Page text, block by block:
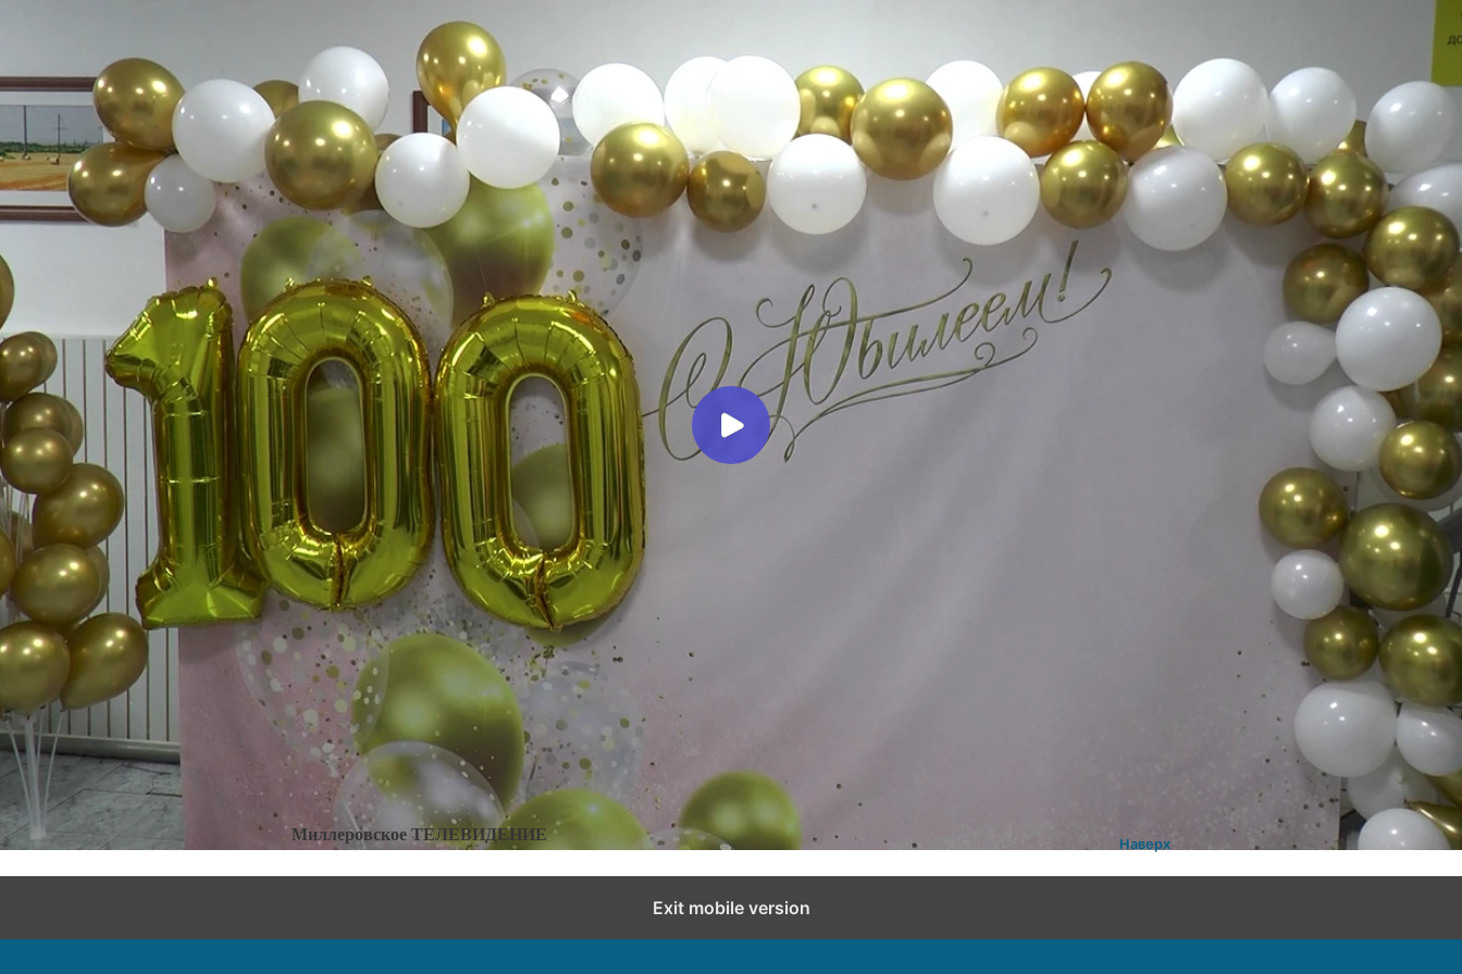
Миллеровское ТЕЛЕВИДЕНИЕ
Специальный репортаж о торжественном мероприятии к 100-
летию МТАТиУ (ДСХТ)
Миллеровское ТВ 9 месяцев назад
Категории:Новости Новости города и района Новости Миллерово и Ростовской области
Миллеровское ТЕЛЕВИДЕНИЕ Наверх
Exit mobile version